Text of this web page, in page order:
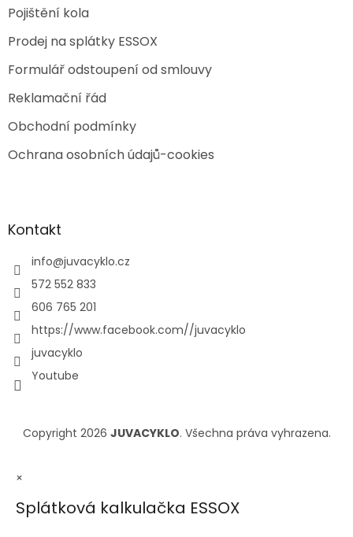
Pojištění kola
Prodej na splátky ESSOX
Formulář odstoupení od smlouvy
Reklamační řád
Obchodní podmínky
Ochrana osobních údajů-cookies
Kontakt
info@juvacyklo.cz
572 552 833
606 765 201
https://www.facebook.com//juvacyklo
juvacyklo
Youtube
Copyright 2026 JUVACYKLO. Všechna práva vyhrazena.
×
Splátková kalkulačka ESSOX